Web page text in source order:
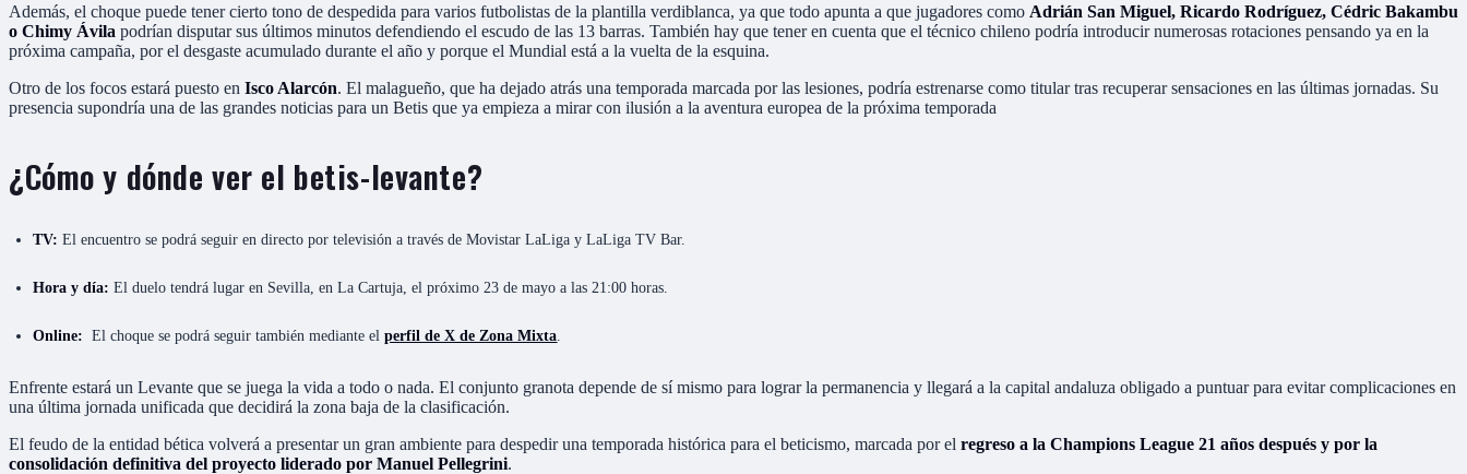
Además, el choque puede tener cierto tono de despedida para varios futbolistas de la plantilla verdiblanca, ya que todo apunta a que jugadores como Adrián San Miguel, Ricardo Rodríguez, Cédric Bakambu
o Chimy Ávila podrían disputar sus últimos minutos defendiendo el escudo de las 13 barras. También hay que tener en cuenta que el técnico chileno podría introducir numerosas rotaciones pensando ya en la
próxima campaña, por el desgaste acumulado durante el año y porque el Mundial está a la vuelta de la esquina.
Otro de los focos estará puesto en Isco Alarcón. El malagueño, que ha dejado atrás una temporada marcada por las lesiones, podría estrenarse como titular tras recuperar sensaciones en las últimas jornadas. Su
presencia supondría una de las grandes noticias para un Betis que ya empieza a mirar con ilusión a la aventura europea de la próxima temporada
¿Cómo y dónde ver el betis-levante?
TV:El encuentro se podrá seguir en directo por televisión a través de Movistar LaLiga y LaLiga TV Bar.
Hora y día:El duelo tendrá lugar en Sevilla, en La Cartuja, el próximo 23 de mayo a las 21:00 horas.
Online: El choque se podrá seguir también mediante elperfil de X de Zona Mixta
Enfrente estará un Levante que se juega la vida a todo o nada. El conjunto granota depende de sí mismo para lograr la permanencia y llegará a la capital andaluza obligado a puntuar para evitar complicaciones en
una última jornada unificada que decidirá la zona baja de la clasificación.
El feudo de la entidad bética volverá a presentar un gran ambiente para despedir una temporada histórica para el beticismo, marcada por el regreso a la Champions League 21 años después y por la
consolidación definitiva del proyecto liderado por Manuel Pellegrini.